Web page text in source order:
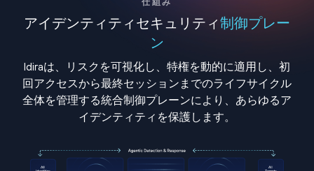
アイデンティティセキュリティ制御プレー
ン
Idiraは、リスクを可視化し、特権を動的に適用し、初
回アクセスから最終セッションまでのライフサイクル
全体を管理する統合制御プレーンにより、あらゆるア
イデンティティを保護します。